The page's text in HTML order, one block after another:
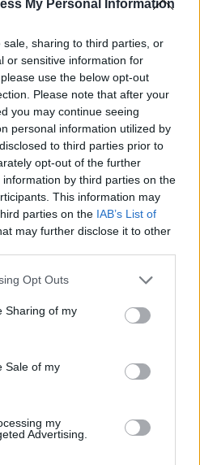
My Personal Information
sharing to third parties, or
or sensitive information for
use the below opt-out
Please note that after your
you may continue seeing
personal information utilized by
to third parties prior to
opt-out of the further
by third parties on the
This information may
parties on the IAB’s List of
may further disclose it to other
Opt Outs
Sharing of my
Sale of my
my
Advertising.
Geox vagy a Luxottica mellett
is működik Olaszország
első számú finanszírozója
bank idén bejelentett
részvényes pedig elvesztette
ment hitelintézetekben, ami
számára...
hírarchívumához
előfizetéses
tartalmazza:
2 év napon belüli